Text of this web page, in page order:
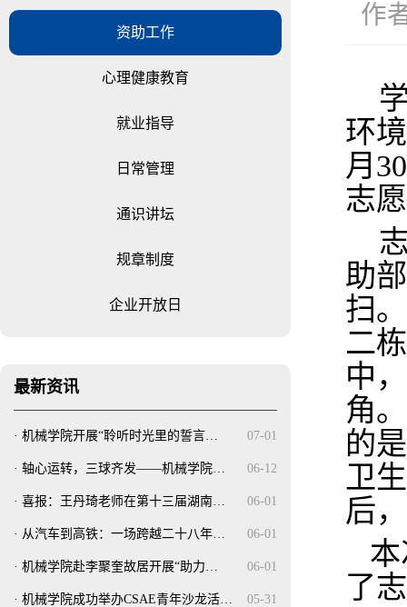
资助工作
心理健康教育
就业指导
日常管理
通识讲坛
规章制度
企业开放日
最新资讯
07-01
· 机械学院开展“聆听时光里的誓言…
06-12
· 轴心运转，三球齐发——机械学院…
06-01
· 喜报：王丹琦老师在第十三届湖南…
06-01
· 从汽车到高铁：一场跨越二十八年…
06-01
· 机械学院赴李聚奎故居开展“助力…
05-31
· 机械学院成功举办CSAE青年沙龙活…
作
环
月
志
助
扫
二
中
角
的
卫
后
本
了